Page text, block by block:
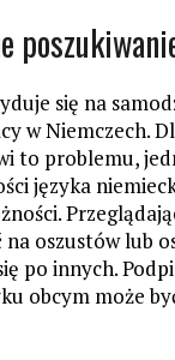
się na
w Niemczech.
to problemu,
języka
oszustów lub
po innych.
obcym może